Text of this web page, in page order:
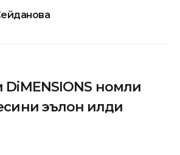
номли
эълон қилди